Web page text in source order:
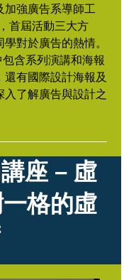
加強廣告系導師工
首屆活動三大方
對於廣告的熱情。
含系列演講和海報
有國際設計海報及
了解廣告與設計之
座 – 虛
格的虛